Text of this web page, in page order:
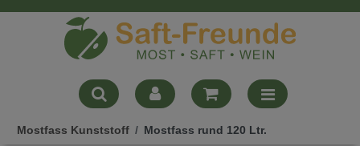
Mostfass Kunststoff Mostfass rund 120 Ltr.